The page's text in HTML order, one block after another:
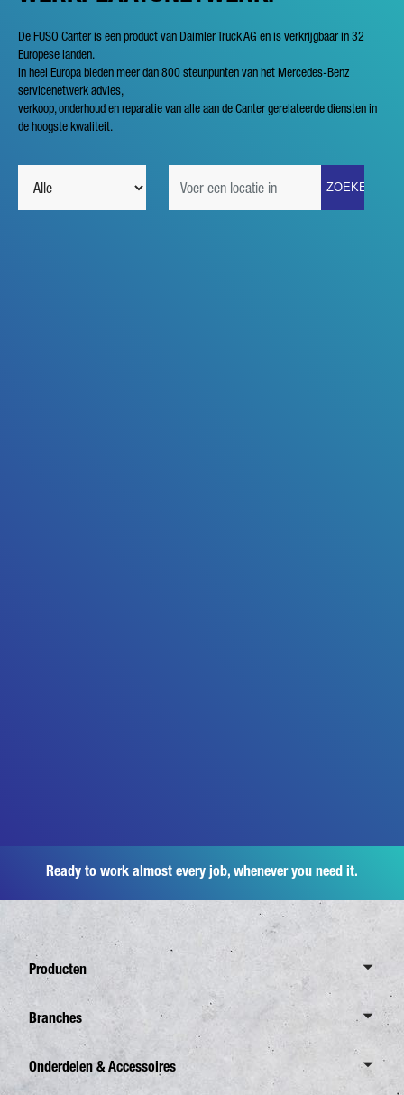
De FUSO Canter is een product van Daimler Truck AG en is verkrijgbaar in 32
Europese landen.
In heel Europa bieden meer dan 800 steunpunten van het Mercedes-Benz
servicenetwerk advies,
verkoop, onderhoud en reparatie van alle aan de Canter gerelateerde diensten in
de hoogste kwaliteit.
Ready to work almost every job, whenever you need it.
Producten
Overzicht Canter
7,5 Ton
Branches
Overzicht Branches
Onderdelen & Accessoires